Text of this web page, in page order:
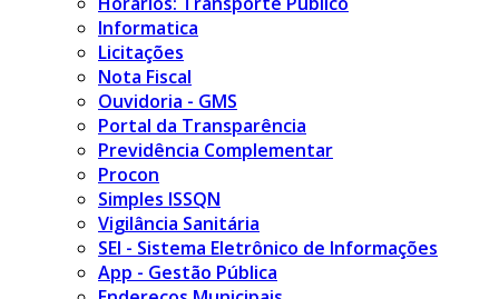
Informatica
Licitações
Nota Fiscal
Ouvidoria - GMS
Portal da Transparência
Previdência Complementar
Procon
Simples ISSQN
Vigilância Sanitária
SEI - Sistema Eletrônico de Informações
App - Gestão Pública